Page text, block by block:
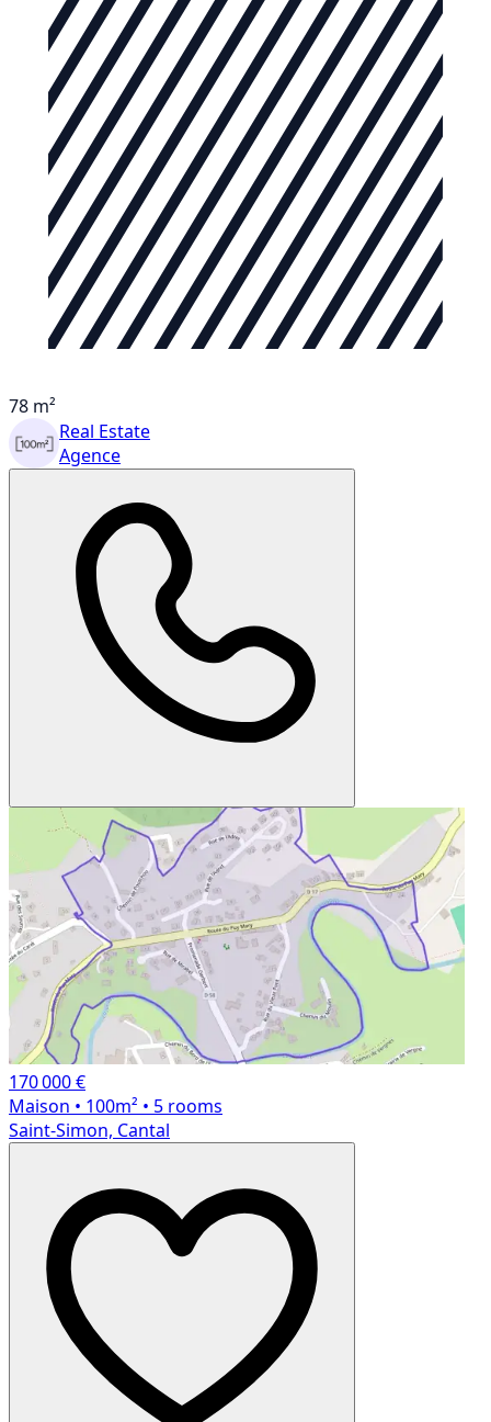
78 m²
Real Estate
Agence
170 000 €
Maison • 100m² • 5 rooms
Saint-Simon, Cantal